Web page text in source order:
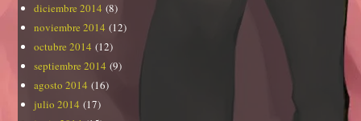
diciembre 2014 (8)
noviembre 2014 (12)
octubre 2014 (12)
septiembre 2014 (9)
agosto 2014 (16)
julio 2014 (17)